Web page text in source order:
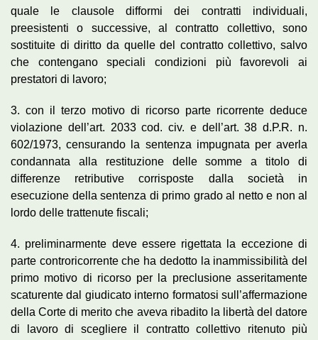
quale le clausole difformi dei contratti individuali,
preesistenti o successive, al contratto collettivo, sono
sostituite di diritto da quelle del contratto collettivo, salvo
che contengano speciali condizioni più favorevoli ai
prestatori di lavoro;
3. con il terzo motivo di ricorso parte ricorrente deduce
violazione dell’art. 2033 cod. civ. e dell’art. 38 d.P.R. n.
602/1973, censurando la sentenza impugnata per averla
condannata alla restituzione delle somme a titolo di
differenze retributive corrisposte dalla società in
esecuzione della sentenza di primo grado al netto e non al
lordo delle trattenute fiscali;
4. preliminarmente deve essere rigettata la eccezione di
parte controricorrente che ha dedotto la inammissibilità del
primo motivo di ricorso per la preclusione asseritamente
scaturente dal giudicato interno formatosi sull’affermazione
della Corte di merito che aveva ribadito la libertà del datore
di lavoro di scegliere il contratto collettivo ritenuto più